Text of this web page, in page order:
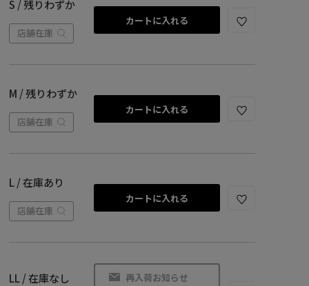
S / 残りわずか
店舗在庫
カートに入れる
M / 残りわずか
店舗在庫
カートに入れる
L / 在庫あり
店舗在庫
カートに入れる
LL / 在庫なし 再入荷お知らせ